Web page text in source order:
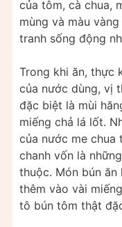
của tôm, cà chua,
mùng và màu
tranh sống động
Trong khi ăn, thực
của nước dùng, vị
đặc biệt là mùi
miếng chả lá lốt.
của nước me chua
chanh vốn là
thuộc. Món bún
thêm vào vài
tô bún tôm thật